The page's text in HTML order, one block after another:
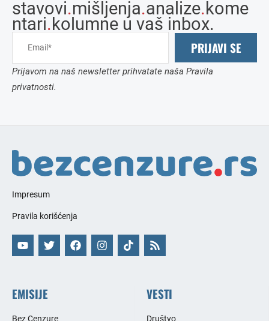
stavovi.mišljenja.analize.kome
ntari.kolumne u vaš inbox.
PRIJAVI SE
Prijavom na naš newsletter prihvatate naša Pravila
privatnosti.
Impresum
Pravila korišćenja
EMISIJE
Bez Cenzure
VESTI
Društvo